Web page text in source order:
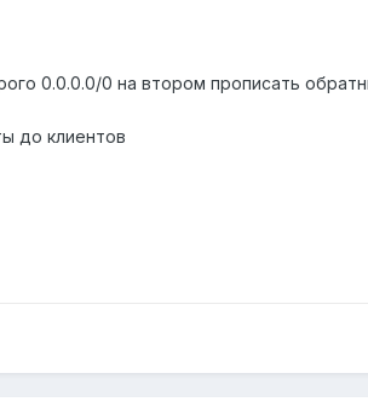
0.0.0.0/0 на втором прописать
до клиентов